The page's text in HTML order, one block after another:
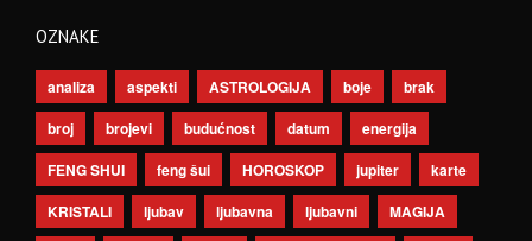
OZNAKE
analiza aspekti ASTROLOGIJA boje
brak
broj
brojevi budućnost datum
energija
FENG SHUI
feng šui HOROSKOP jupiter
karte
KRISTALI
ljubav ljubavna ljubavni
MAGIJA